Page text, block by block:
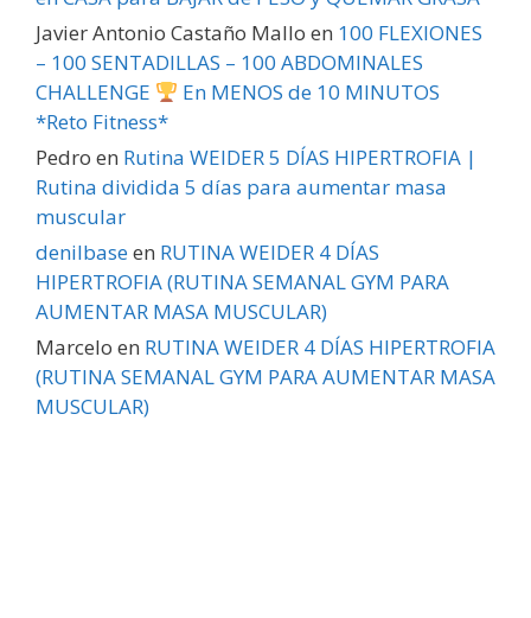
Javier Antonio Castaño Mallo en 100 FLEXIONES
– 100 SENTADILLAS – 100 ABDOMINALES
CHALLENGE
En MENOS de 10 MINUTOS
*Reto Fitness*
Pedro en Rutina WEIDER 5 DÍAS HIPERTROFIA |
Rutina dividida 5 días para aumentar masa
muscular
denilbaseen RUTINA WEIDER 4 DÍAS
HIPERTROFIA (RUTINA SEMANAL GYM PARA
AUMENTAR MASA MUSCULAR)
Marcelo en RUTINA WEIDER 4 DÍAS HIPERTROFIA
(RUTINA SEMANAL GYM PARA AUMENTAR MASA
MUSCULAR)